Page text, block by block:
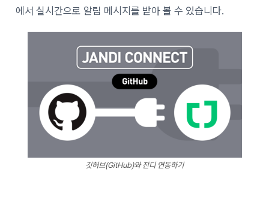
에서 실시간으로 알림 메시지를 받아 볼 수 있습니다.
깃허브(GitHub)와 잔디 연동하기